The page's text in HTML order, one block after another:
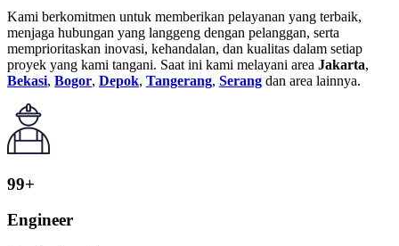
Kami berkomitmen untuk memberikan pelayanan yang terbaik,
menjaga hubungan yang langgeng dengan pelanggan, serta
memprioritaskan inovasi, kehandalan, dan kualitas dalam setiap
proyek yang kami tangani. Saat ini kami melayani area Jakarta,
Bekasi, Bogor, Depok, Tangerang, Serang dan area lainnya.
99+
Engineer